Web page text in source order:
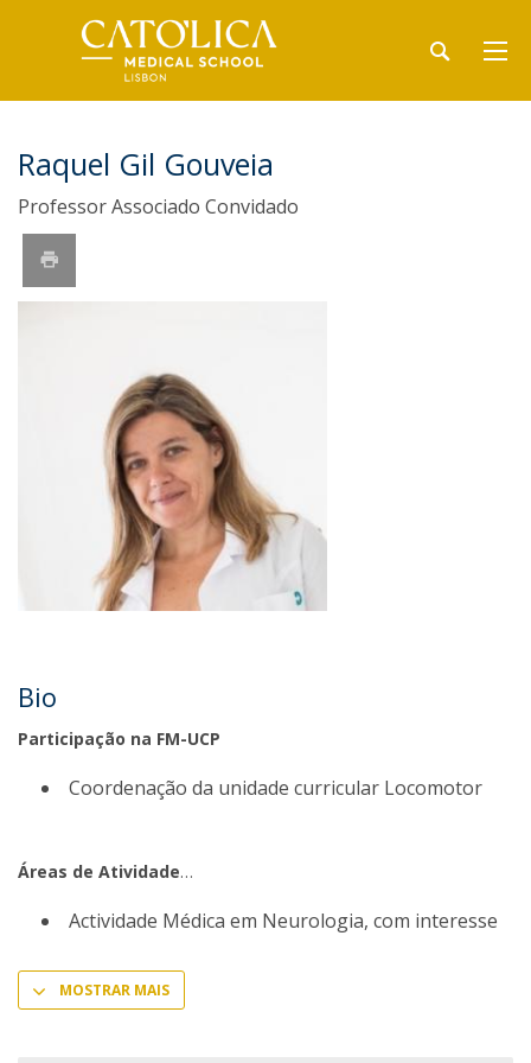
Raquel Gil Gouveia
Professor Associado Convidado
Bio
Participação na FM-UCP
Coordenação da unidade curricular Locomotor
Áreas de Atividade
Actividade Médica em Neurologia, com interesse
MOSTRAR MAIS